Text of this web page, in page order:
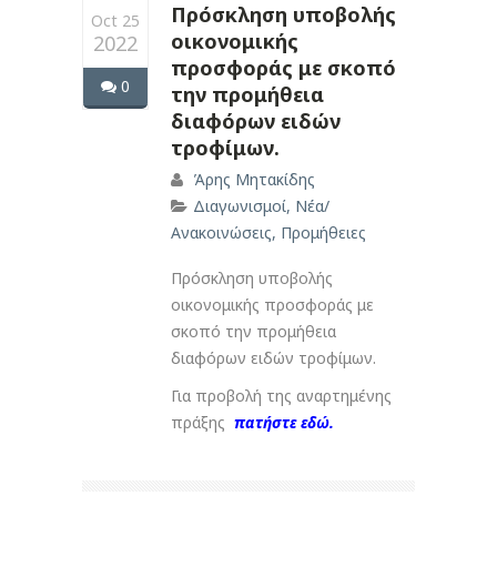
Oct 25
2022
0
Πρόσκληση υποβολής
οικονομικής
προσφοράς με σκοπό
την προμήθεια
διαφόρων ειδών
τροφίμων.
Άρης Μητακίδης
Διαγωνισμοί, Νέα/
Ανακοινώσεις, Προμήθειες
Πρόσκληση υποβολής
οικονομικής προσφοράς με
σκοπό την προμήθεια
διαφόρων ειδών τροφίμων.
Για προβολή της αναρτημένης
πράξης πατήστε εδώ.